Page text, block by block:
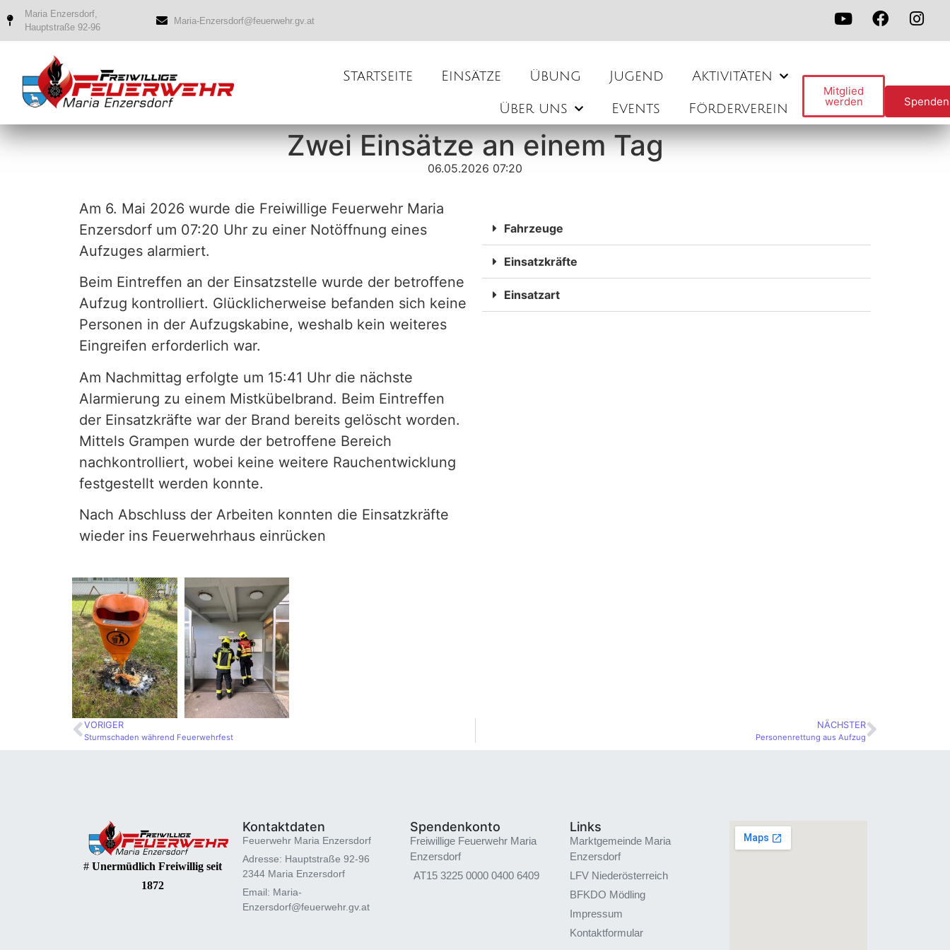
Maria Enzersdorf,
Hauptstraße 92-96
Maria-Enzersdorf@feuerwehr.gv.at
Startseite Einsätze Übung Jugend Aktivitäten
Über uns Events Förderverein
Mitglied
werden Spenden
Zwei Einsätze an einem Tag
06.05.2026 07:20
Am 6. Mai 2026 wurde die Freiwillige Feuerwehr Maria
Enzersdorf um 07:20 Uhr zu einer Notöffnung eines
Aufzuges alarmiert.
Beim Eintreffen an der Einsatzstelle wurde der betroffene
Aufzug kontrolliert. Glücklicherweise befanden sich keine
Personen in der Aufzugskabine, weshalb kein weiteres
Eingreifen erforderlich war.
Am Nachmittag erfolgte um 15:41 Uhr die nächste
Alarmierung zu einem Mistkübelbrand. Beim Eintreffen
der Einsatzkräfte war der Brand bereits gelöscht worden.
Mittels Grampen wurde der betroffene Bereich
nachkontrolliert, wobei keine weitere Rauchentwicklung
festgestellt werden konnte.
Nach Abschluss der Arbeiten konnten die Einsatzkräfte
wieder ins Feuerwehrhaus einrücken
Fahrzeuge
Einsatzkräfte
Einsatzart
VORIGER
Sturmschaden während Feuerwehrfest
NÄCHSTER
Personenrettung aus Aufzug
# Unermüdlich Freiwillig seit
1872
Kontaktdaten
Feuerwehr Maria Enzersdorf
Adresse: Hauptstraße 92-96
2344 Maria Enzersdorf
Email: Maria-
Enzersdorf@feuerwehr.gv.at
Spendenkonto
Freiwillige Feuerwehr Maria
Enzersdorf
AT15 3225 0000 0400 6409
Links
Marktgemeinde Maria
Enzersdorf
LFV Niederösterreich
BFKDO Mödling
Impressum
Kontaktformular